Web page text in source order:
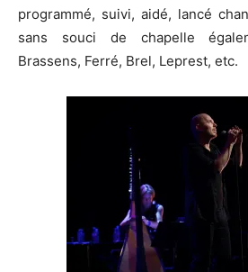
programmé, suivi, aidé, lancé
sans souci de chapelle
Brassens, Ferré, Brel, Leprest, etc.